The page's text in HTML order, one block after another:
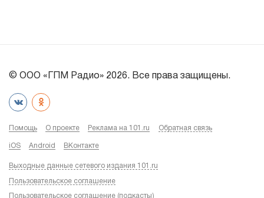
© ООО «ГПМ Радио» 2026. Все права защищены.
Помощь О проекте Реклама на 101.ru Обратная связь
iOS Android ВКонтакте
Выходные данные сетевого издания 101.ru
Пользовательское соглашение
Пользовательское соглашение (подкасты)